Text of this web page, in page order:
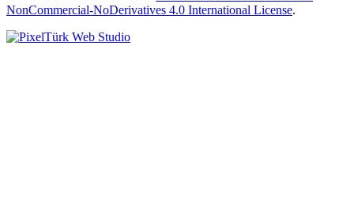
NonCommercial-NoDerivatives 4.0 International License.